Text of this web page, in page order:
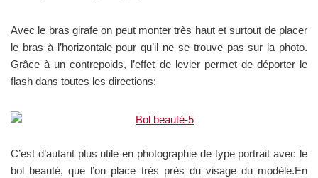
Avec le bras girafe on peut monter très haut et surtout de placer
le bras à l’horizontale pour qu’il ne se trouve pas sur la photo.
Grâce à un contrepoids, l’effet de levier permet de déporter le
flash dans toutes les directions:
C’est d’autant plus utile en photographie de type portrait avec le
bol beauté, que l’on place très près du visage du modèle.En